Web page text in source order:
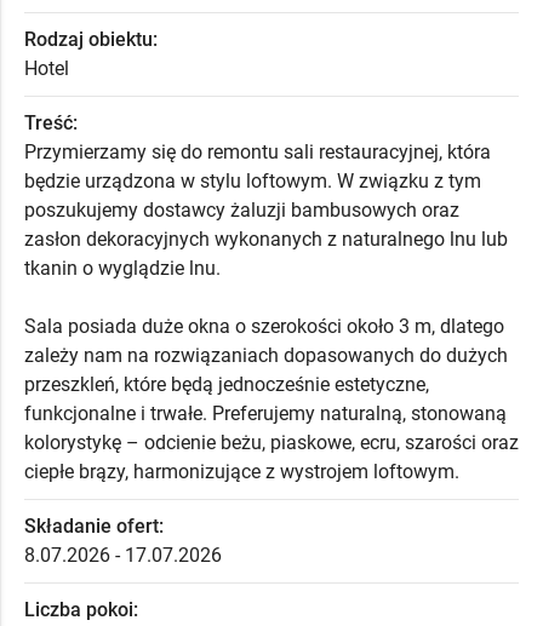
Rodzaj obiektu:
Hotel
Treść:
Przymierzamy się do remontu sali restauracyjnej, która
będzie urządzona w stylu loftowym. W związku z tym
poszukujemy dostawcy żaluzji bambusowych oraz
zasłon dekoracyjnych wykonanych z naturalnego lnu lub
tkanin o wyglądzie lnu.
Sala posiada duże okna o szerokości około 3 m, dlatego
zależy nam na rozwiązaniach dopasowanych do dużych
przeszkleń, które będą jednocześnie estetyczne,
funkcjonalne i trwałe. Preferujemy naturalną, stonowaną
kolorystykę – odcienie beżu, piaskowe, ecru, szarości oraz
ciepłe brązy, harmonizujące z wystrojem loftowym.
Składanie ofert:
8.07.2026 - 17.07.2026
Liczba pokoi: